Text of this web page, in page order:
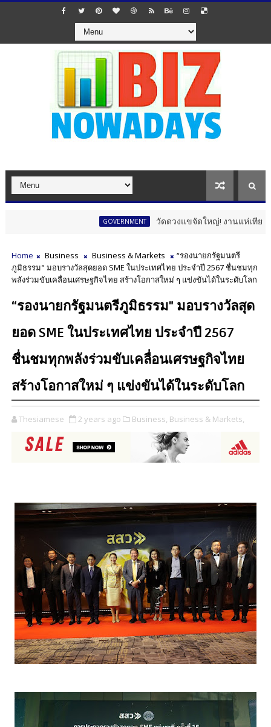
GOVERNMENT วัดดวงแขจัดใหญ่! งานแห่เทียนพรรษา
Home Business Business & Markets
“รองนายกรัฐมนตรี
ภูมิธรรม" มอบรางวัลสุดยอด SME ในประเทศไทย ประจำปี 2567 ชื่นชมทุก
พลังร่วมขับเคลื่อนเศรษฐกิจไทย สร้างโอกาสใหม่ ๆ แข่งขันได้ในระดับโลก
“รองนายกรัฐมนตรีภูมิธรรม" มอบรางวัลสุด
ยอด SME ในประเทศไทย ประจำปี 2567
ชื่นชมทุกพลังร่วมขับเคลื่อนเศรษฐกิจไทย
สร้างโอกาสใหม่ ๆ แข่งขันได้ในระดับโลก
Thesiamese 2 years ago Business, Business & Markets,